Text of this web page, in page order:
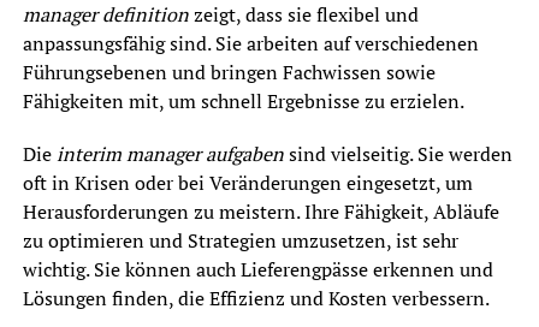
manager definitionzeigt, dass sie flexibel und
anpassungsfähig sind. Sie arbeiten auf verschiedenen
Führungsebenen und bringen Fachwissen sowie
Fähigkeiten mit, um schnell Ergebnisse zu erzielen.
Dieinterim manager aufgabensind vielseitig. Sie werden
oft in Krisen oder bei Veränderungen eingesetzt, um
Herausforderungen zu meistern. Ihre Fähigkeit, Abläufe
zu optimieren und Strategien umzusetzen, ist sehr
wichtig. Sie können auch Lieferengpässe erkennen und
Lösungen finden, die Effizienz und Kosten verbessern.